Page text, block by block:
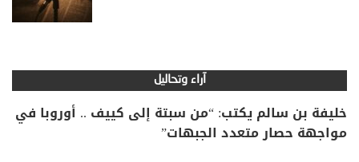
آراء وتحاليل
خليفة بن سالم يكتب: “من سبتة إلى كييف .. أوروبا في
مواجهة حصار متعدد الجبهات”